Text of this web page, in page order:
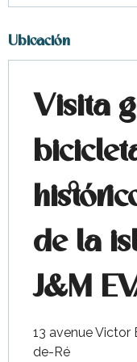
Ubicación
Visita
de la
J&M
13 avenue Victor
de-Ré